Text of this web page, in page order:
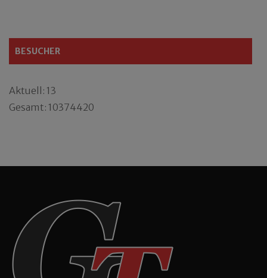
BESUCHER
Aktuell: 13
Gesamt: 10374420